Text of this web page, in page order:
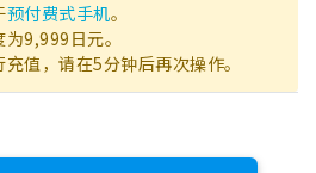
预付费式手机。
9,999日元。
值，请在5分钟后再次操作。